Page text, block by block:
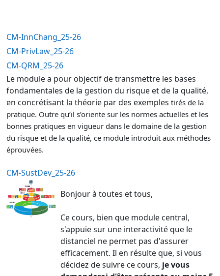
CM-InnChang_25-26
CM-PrivLaw_25-26
CM-QRM_25-26
Le module a pour objectif de transmettre les bases
fondamentales de la gestion du risque et de la qualité,
en concrétisant la théorie par des exemples tirés de la
pratique. Outre qu’il s’oriente sur les normes actuelles et les
bonnes pratiques en vigueur dans le domaine de la gestion
du risque et de la qualité, ce module introduit aux méthodes
éprouvées.
CM-SustDev_25-26
Bonjour à toutes et tous,
Ce cours, bien que module central,
s'appuie sur une interactivité que le
distanciel ne permet pas d'assurer
efficacement. Il en résulte que, si vous
décidez de suivre ce cours, je vous